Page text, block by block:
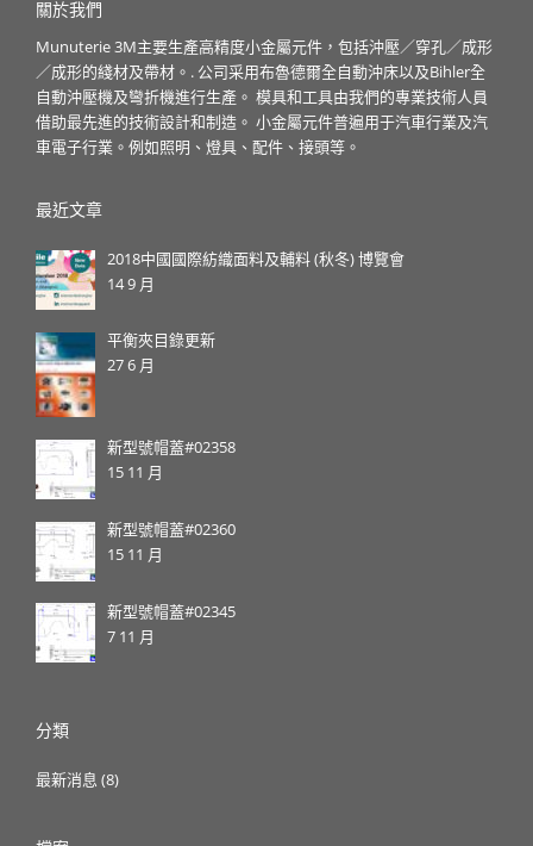
關於我們
Munuterie 3M主要生產高精度小金屬元件，包括沖壓／穿孔／成形
／成形的綫材及帶材。. 公司采用布魯德爾全自動沖床以及Bihler全
自動沖壓機及彎折機進行生產。 模具和工具由我們的專業技術人員
借助最先進的技術設計和制造。 小金屬元件普遍用于汽車行業及汽
車電子行業。例如照明、燈具、配件、接頭等。
最近文章
2018中國國際紡織面料及輔料 (秋冬) 博覽會
14 9 月
平衡夾目錄更新
27 6 月
新型號帽蓋#02358
15 11 月
新型號帽蓋#02360
15 11 月
新型號帽蓋#02345
7 11 月
分類
最新消息 (8)